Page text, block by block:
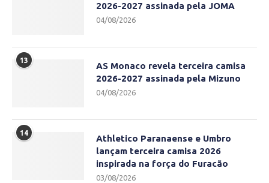
2026-2027 assinada pela JOMA
04/08/2026
13
AS Monaco revela terceira camisa
2026-2027 assinada pela Mizuno
04/08/2026
14
Athletico Paranaense e Umbro
lançam terceira camisa 2026
inspirada na força do Furacão
03/08/2026